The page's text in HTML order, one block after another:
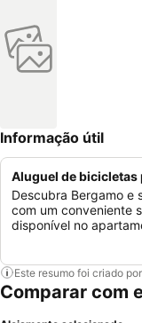
Informação útil
Aluguel de bicicletas
Descubra Bergamo e
com um conveniente
disponível no
Este resumo foi criado
Comparar com